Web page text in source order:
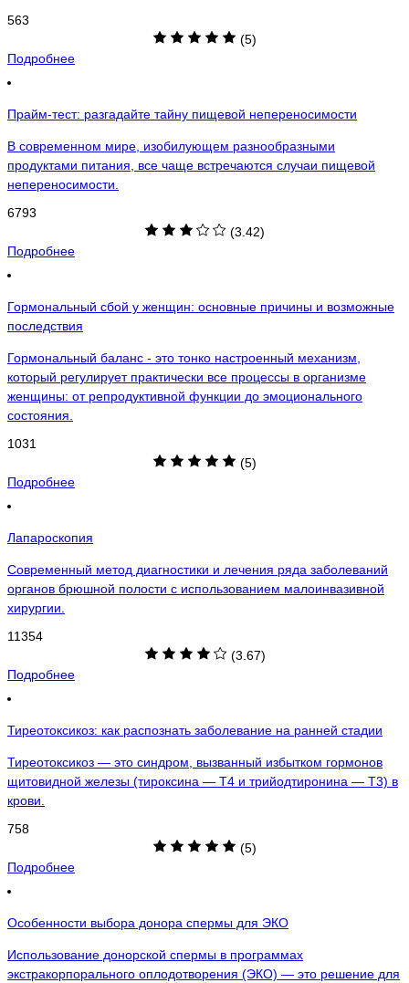
563
(5)
Подробнее
Прайм-тест: разгадайте тайну пищевой непереносимости
В современном мире, изобилующем разнообразными
продуктами питания, все чаще встречаются случаи пищевой
непереносимости.
6793
(3.42)
Подробнее
Гормональный сбой у женщин: основные причины и возможные
последствия
Гормональный баланс - это тонко настроенный механизм,
который регулирует практически все процессы в организме
женщины: от репродуктивной функции до эмоционального
состояния.
1031
(5)
Подробнее
Лапароскопия
Современный метод диагностики и лечения ряда заболеваний
органов брюшной полости с использованием малоинвазивной
хирургии.
11354
(3.67)
Подробнее
Тиреотоксикоз: как распознать заболевание на ранней стадии
Тиреотоксикоз — это синдром, вызванный избытком гормонов
щитовидной железы (тироксина — Т4 и трийодтиронина — Т3) в
крови.
758
(5)
Подробнее
Особенности выбора донора спермы для ЭКО
Использование донорской спермы в программах
экстракорпорального оплодотворения (ЭКО) — это решение для